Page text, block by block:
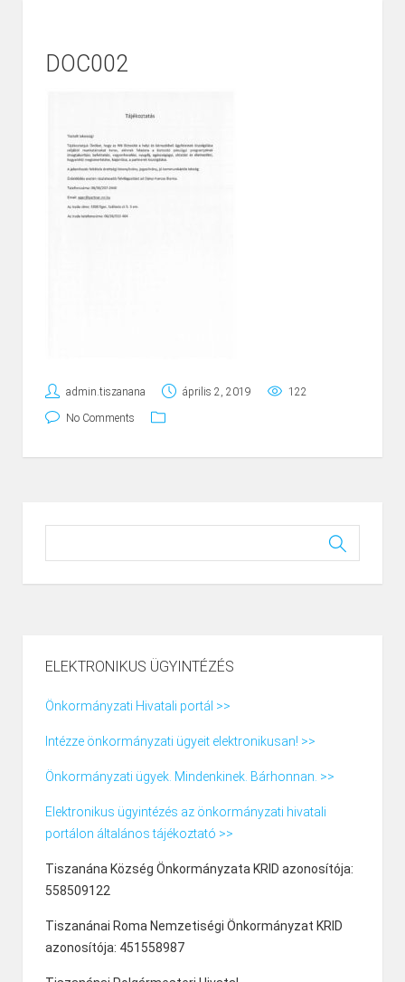
DOC002
admin.tiszanana április 2, 2019 122
No Comments
ELEKTRONIKUS ÜGYINTÉZÉS
Önkormányzati Hivatali portál >>
Intézze önkormányzati ügyeit elektronikusan! >>
Önkormányzati ügyek. Mindenkinek. Bárhonnan. >>
Elektronikus ügyintézés az önkormányzati hivatali
portálon általános tájékoztató >>
Tiszanána Község Önkormányzata KRID azonosítója:
558509122
Tiszanánai Roma Nemzetiségi Önkormányzat KRID
azonosítója: 451558987